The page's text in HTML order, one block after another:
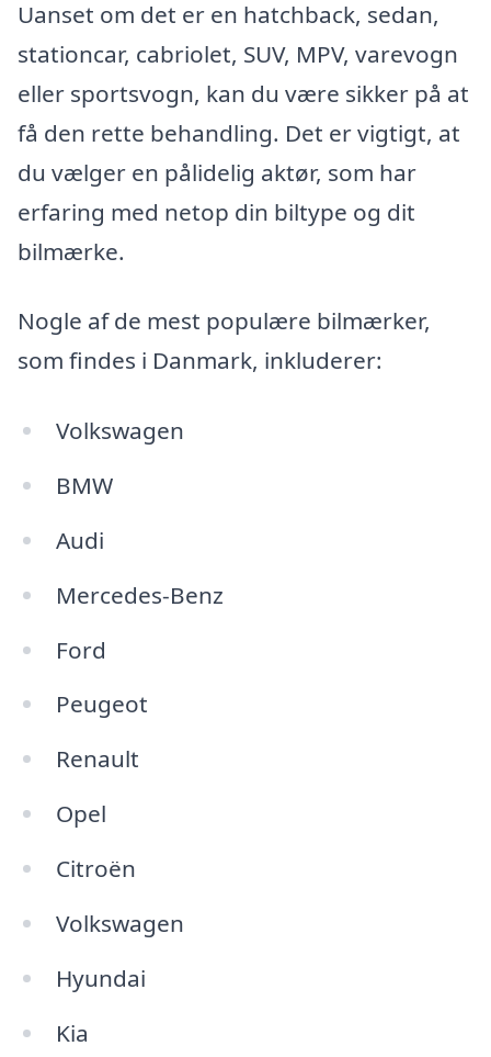
Uanset om det er en hatchback, sedan,
stationcar, cabriolet, SUV, MPV, varevogn
eller sportsvogn, kan du være sikker på at
få den rette behandling. Det er vigtigt, at
du vælger en pålidelig aktør, som har
erfaring med netop din biltype og dit
bilmærke.
Nogle af de mest populære bilmærker,
som findes i Danmark, inkluderer:
Volkswagen
BMW
Audi
Mercedes-Benz
Ford
Peugeot
Renault
Opel
Citroën
Volkswagen
Hyundai
Kia